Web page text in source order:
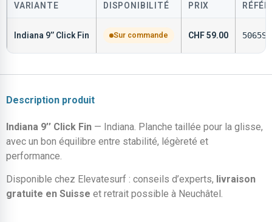
VARIANTE DISPONIBILITÉ PRIX
Indiana 9’’ Click Fin Sur commande CHF59.00 5065ST
Description produit
Indiana 9’’ Click Fin — Indiana. Planche taillée pour la glisse,
avec un bon équilibre entre stabilité, légèreté et
performance.
Disponible chez Elevatesurf : conseils d’experts, livraison
gratuite en Suisse et retrait possible à Neuchâtel.